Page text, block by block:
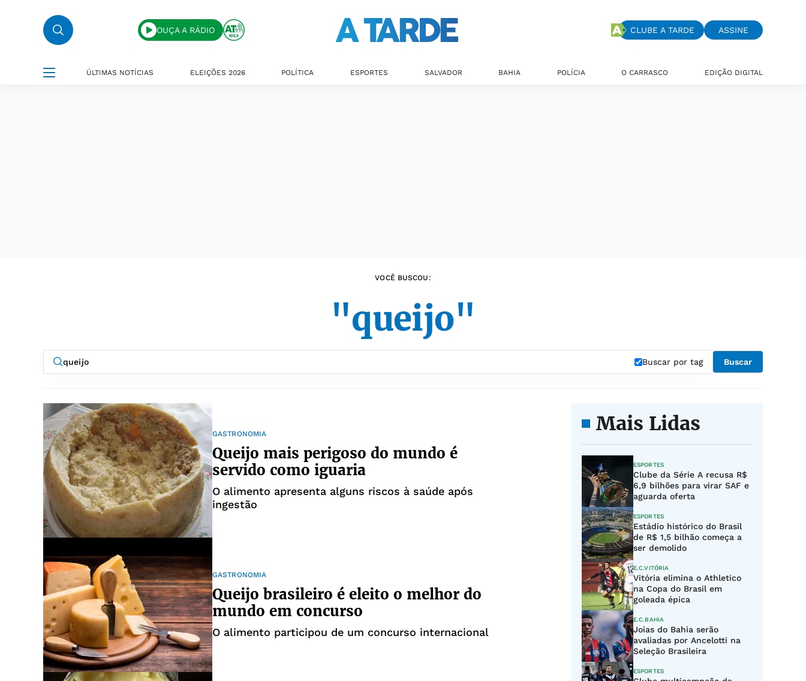
OUÇA A RÁDIO CLUBE A TARDE ASSINE
ÚLTIMAS NOTÍCIAS ELEIÇÕES 2026 POLÍTICA ESPORTES SALVADOR BAHIA POLÍCIA O CARRASCO EDIÇÃO DIGITAL
VOCÊ BUSCOU:
"queijo"
Buscar por tag Buscar
GASTRONOMIA
Queijo mais perigoso do mundo é
servido como iguaria
O alimento apresenta alguns riscos à saúde após
ingestão
GASTRONOMIA
Queijo brasileiro é eleito o melhor do
mundo em concurso
O alimento participou de um concurso internacional
Mais Lidas
ESPORTES
Clube da Série A recusa R$
6,9 bilhões para virar SAF e
aguarda oferta
ESPORTES
Estádio histórico do Brasil
de R$ 1,5 bilhão começa a
ser demolido
E.C.VITÓRIA
Vitória elimina o Athletico
na Copa do Brasil em
goleada épica
E.C.BAHIA
Joias do Bahia serão
avaliadas por Ancelotti na
Seleção Brasileira
ESPORTES